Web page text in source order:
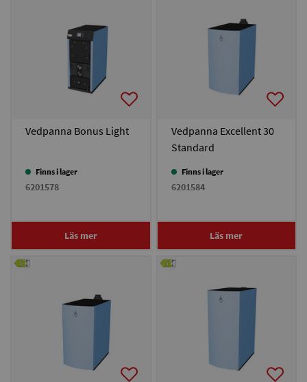
Vedpanna Bonus Light
Finns i lager
6201578
Läs mer
Vedpanna Excellent 30
Standard
Finns i lager
6201584
Läs mer